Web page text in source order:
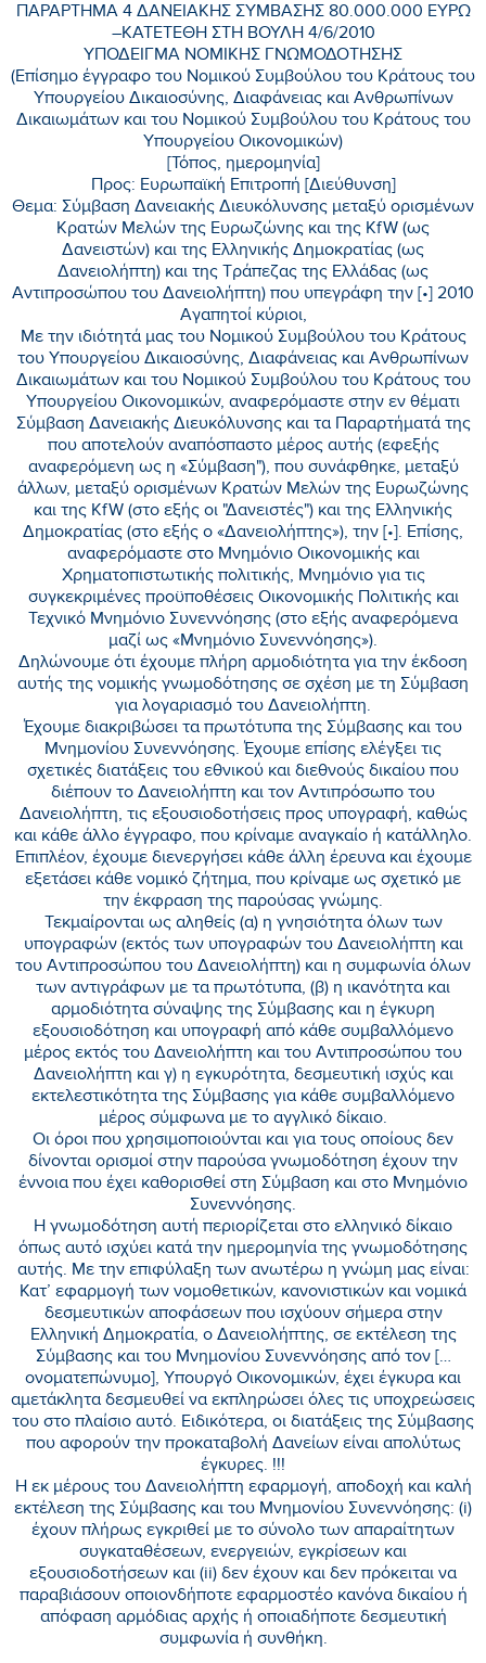
ΠΑΡΑΡΤΗΜΑ 4 ΔΑΝΕΙΑΚΗΣ ΣΥΜΒΑΣΗΣ 80.000.000 ΕΥΡΩ
–ΚΑΤΕΤΕΘΗ ΣΤΗ ΒΟΥΛΗ 4/6/2010
ΥΠΟΔΕΙΓΜΑ ΝΟΜΙΚΗΣ ΓΝΩΜΟΔΟΤΗΣΗΣ
(Επίσημο έγγραφο του Νομικού Συμβούλου του Κράτους του
Υπουργείου Δικαιοσύνης, Διαφάνειας και Ανθρωπίνων
Δικαιωμάτων και του Νομικού Συμβούλου του Κράτους του
Υπουργείου Οικονομικών)
[Τόπος, ημερομηνία]
Προς: Ευρωπαϊκή Επιτροπή [Διεύθυνση]
Θεμα: Σύμβαση Δανειακής Διευκόλυνσης μεταξύ ορισμένων
Κρατών Μελών της Ευρωζώνης και της KfW (ως
Δανειστών) και της Ελληνικής Δημοκρατίας (ως
Δανειολήπτη) και της Τράπεζας της Ελλάδας (ως
Αντιπροσώπου του Δανειολήπτη) που υπεγράφη την [•] 2010
Αγαπητοί κύριοι,
Με την ιδιότητά μας του Νομικού Συμβούλου του Κράτους
του Υπουργείου Δικαιοσύνης, Διαφάνειας και Ανθρωπίνων
Δικαιωμάτων και του Νομικού Συμβούλου του Κράτους του
Υπουργείου Οικονομικών, αναφερόμαστε στην εν θέματι
Σύμβαση Δανειακής Διευκόλυνσης και τα Παραρτήματά της
που αποτελούν αναπόσπαστο μέρος αυτής (εφεξής
αναφερόμενη ως η «Σύμβαση"), που συνάφθηκε, μεταξύ
άλλων, μεταξύ ορισμένων Κρατών Μελών της Ευρωζώνης
και της KfW (στο εξής οι "Δανειστές") και της Ελληνικής
Δημοκρατίας (στο εξής ο «Δανειολήπτης»), την [•]. Επίσης,
αναφερόμαστε στο Μνημόνιο Οικονομικής και
Χρηματοπιστωτικής πολιτικής, Μνημόνιο για τις
συγκεκριμένες προϋποθέσεις Οικονομικής Πολιτικής και
Τεχνικό Μνημόνιο Συνεννόησης (στο εξής αναφερόμενα
μαζί ως «Μνημόνιο Συνεννόησης»).
Δηλώνουμε ότι έχουμε πλήρη αρμοδιότητα για την έκδοση
αυτής της νομικής γνωμοδότησης σε σχέση με τη Σύμβαση
για λογαριασμό του Δανειολήπτη.
Έχουμε διακριβώσει τα πρωτότυπα της Σύμβασης και του
Μνημονίου Συνεννόησης. Έχουμε επίσης ελέγξει τις
σχετικές διατάξεις του εθνικού και διεθνούς δικαίου που
διέπουν το Δανειολήπτη και τον Αντιπρόσωπο του
Δανειολήπτη, τις εξουσιοδοτήσεις προς υπογραφή, καθώς
και κάθε άλλο έγγραφο, που κρίναμε αναγκαίο ή κατάλληλο.
Επιπλέον, έχουμε διενεργήσει κάθε άλλη έρευνα και έχουμε
εξετάσει κάθε νομικό ζήτημα, που κρίναμε ως σχετικό με
την έκφραση της παρούσας γνώμης.
Τεκμαίρονται ως αληθείς (α) η γνησιότητα όλων των
υπογραφών (εκτός των υπογραφών του Δανειολήπτη και
του Αντιπροσώπου του Δανειολήπτη) και η συμφωνία όλων
των αντιγράφων με τα πρωτότυπα, (β) η ικανότητα και
αρμοδιότητα σύναψης της Σύμβασης και η έγκυρη
εξουσιοδότηση και υπογραφή από κάθε συμβαλλόμενο
μέρος εκτός του Δανειολήπτη και του Αντιπροσώπου του
Δανειολήπτη και γ) η εγκυρότητα, δεσμευτική ισχύς και
εκτελεστικότητα της Σύμβασης για κάθε συμβαλλόμενο
μέρος σύμφωνα με το αγγλικό δίκαιο.
Οι όροι που χρησιμοποιούνται και για τους οποίους δεν
δίνονται ορισμοί στην παρούσα γνωμοδότηση έχουν την
έννοια που έχει καθορισθεί στη Σύμβαση και στο Μνημόνιο
Συνεννόησης.
Η γνωμοδότηση αυτή περιορίζεται στο ελληνικό δίκαιο
όπως αυτό ισχύει κατά την ημερομηνία της γνωμοδότησης
αυτής. Με την επιφύλαξη των ανωτέρω η γνώμη μας είναι:
Κατ’ εφαρμογή των νομοθετικών, κανονιστικών και νομικά
δεσμευτικών αποφάσεων που ισχύουν σήμερα στην
Ελληνική Δημοκρατία, ο Δανειολήπτης, σε εκτέλεση της
Σύμβασης και του Μνημονίου Συνεννόησης από τον […
ονοματεπώνυμο], Υπουργό Οικονομικών, έχει έγκυρα και
αμετάκλητα δεσμευθεί να εκπληρώσει όλες τις υποχρεώσεις
του στο πλαίσιο αυτό. Ειδικότερα, οι διατάξεις της Σύμβασης
που αφορούν την προκαταβολή Δανείων είναι απολύτως
έγκυρες. !!!
Η εκ μέρους του Δανειολήπτη εφαρμογή, αποδοχή και καλή
εκτέλεση της Σύμβασης και του Μνημονίου Συνεννόησης: (i)
έχουν πλήρως εγκριθεί με το σύνολο των απαραίτητων
συγκαταθέσεων, ενεργειών, εγκρίσεων και
εξουσιοδοτήσεων και (ii) δεν έχουν και δεν πρόκειται να
παραβιάσουν οποιονδήποτε εφαρμοστέο κανόνα δικαίου ή
απόφαση αρμόδιας αρχής ή οποιαδήποτε δεσμευτική
συμφωνία ή συνθήκη.